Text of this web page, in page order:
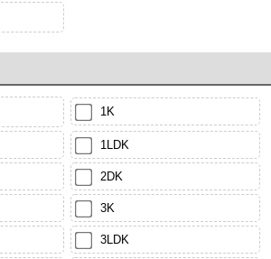
1K
1LDK
2DK
3K
3LDK